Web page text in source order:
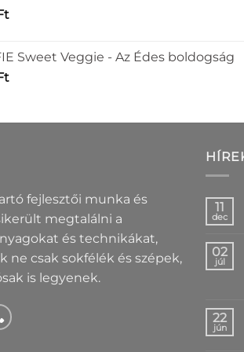
Sweet Veggie - Az Édes boldogság
fejlesztői munka és
megtalálni a
és technikákat,
ne csak sokfélék és szépek,
is legyenek.
11
dec
02
júl
22
jún